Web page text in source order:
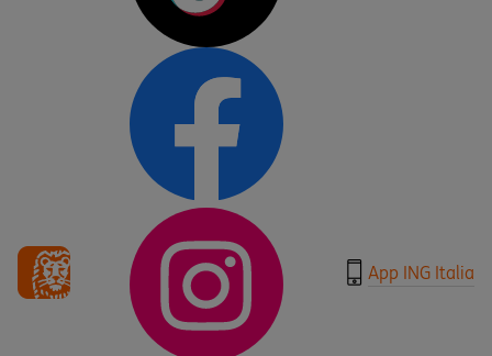
App ING Italia